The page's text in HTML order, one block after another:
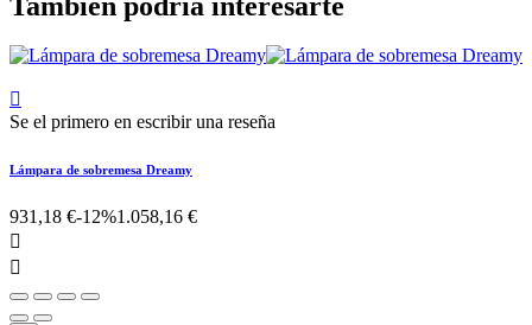

Se el primero en escribir una reseña
Lámpara de sobremesa Dreamy
931,18 €-12%1.058,16 €

